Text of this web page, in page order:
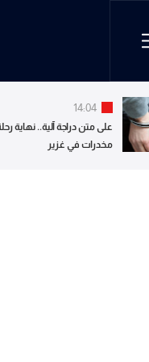
14:04
على متن دراجة آلية.. نهاية
مخدرات في غزير